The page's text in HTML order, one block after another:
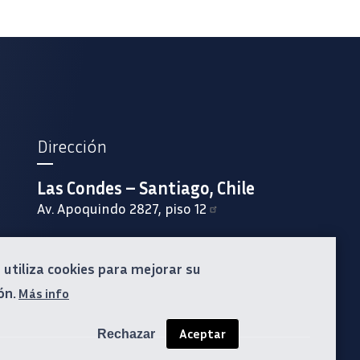
Dirección
Las Condes – Santiago, Chile
Av. Apoquindo 2827, piso 12
cookies para mejorar su
Más info
Aceptar
Rechazar